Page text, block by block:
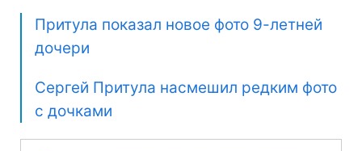
Притула показал новое фото 9-летней
дочери
Сергей Притула насмешил редким фото
с дочками